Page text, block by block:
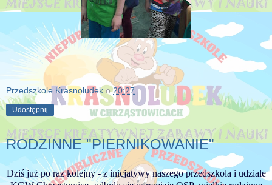
Przedszkole Krasnoludek o20:27
Udostępnij
RODZINNE "PIERNIKOWANIE"
Dziś już po raz kolejny - z inicjatywy naszego przedszkola i udziale